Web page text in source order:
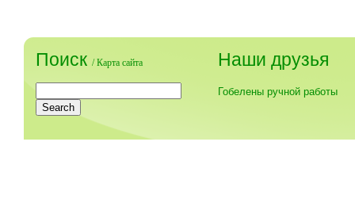
Поиск /Карта сайта Наши друзья
Гобелены ручной работы